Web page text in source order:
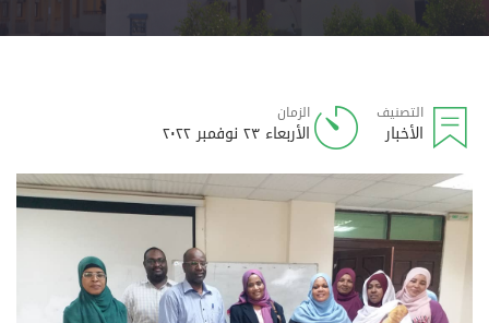
التصنيف
الأخبار
الزمان
الأربعاء ٢٣ نوفمبر ٢٠٢٢